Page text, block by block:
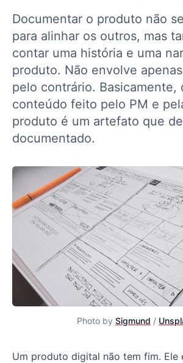
Documentar o produto não
para alinhar os outros, mas
contar uma história e uma
produto. Não envolve
pelo contrário. Basicamente,
conteúdo feito pelo PM e
produto é um artefato que
documentado.
Photo by Sigmund /
Um produto digital não tem fim. Ele